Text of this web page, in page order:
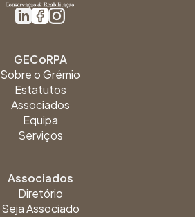
GECoRPA
Sobre o Grémio
Estatutos
Associados
Equipa
Serviços
Associados
Diretório
Seja Associado